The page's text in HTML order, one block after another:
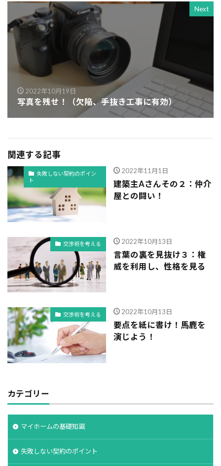
Next
2022年10月19日
写真を残せ！（欠陥、手抜き工事に有効）
関連する記事
失敗しない契約のポイン
ト
2022年11月1日
建築主Aさんその２：仲介
屋との闘い！
交渉術を考える 2022年10月13日
言葉の裏を見抜け３：権
威を利用し、性格を見る
交渉術を考える 2022年10月13日
要点を紙に書け！馬鹿を
演じよう！
カテゴリー
マイホームの基礎知識
失敗しない契約のポイント